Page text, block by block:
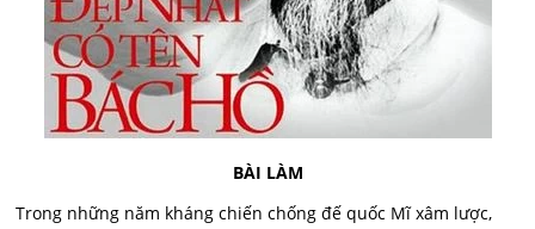
BÀI LÀM
Trong những năm kháng chiến chống đế quốc Mĩ xâm lược,